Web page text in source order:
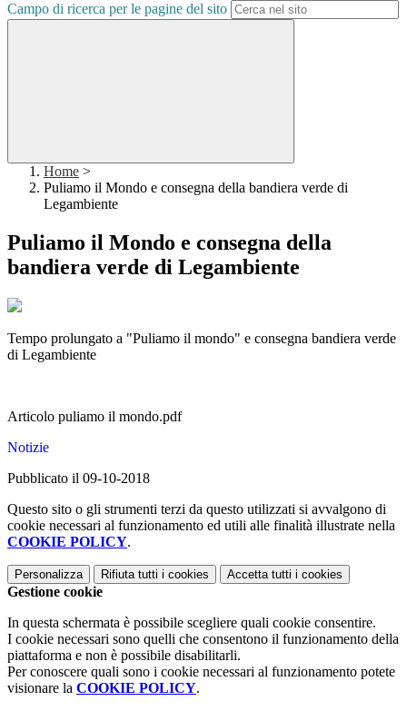
Campo di ricerca per le pagine del sito
Home >
Puliamo il Mondo e consegna della bandiera verde di
Legambiente
Puliamo il Mondo e consegna della
bandiera verde di Legambiente
Tempo prolungato a "Puliamo il mondo" e consegna bandiera verde
di Legambiente
Articolo puliamo il mondo.pdf
Notizie
Pubblicato il 09-10-2018
Questo sito o gli strumenti terzi da questo utilizzati si avvalgono di
cookie necessari al funzionamento ed utili alle finalità illustrate nella
COOKIE POLICY.
Personalizza Rifiuta tutti i cookies Accetta tutti i cookies
Gestione cookie
In questa schermata è possibile scegliere quali cookie consentire.
I cookie necessari sono quelli che consentono il funzionamento della
piattaforma e non è possibile disabilitarli.
Per conoscere quali sono i cookie necessari al funzionamento potete
visionare la COOKIE POLICY.